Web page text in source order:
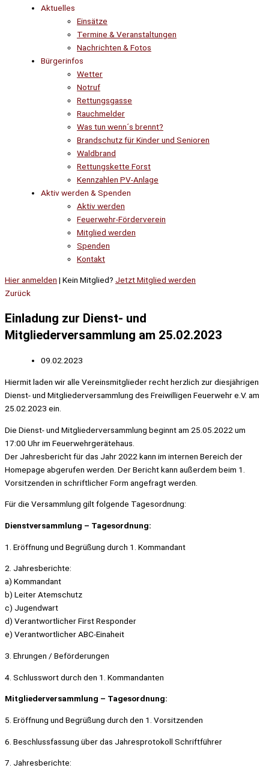
Aktuelles
Einsätze
Termine & Veranstaltungen
Nachrichten & Fotos
Bürgerinfos
Wetter
Notruf
Rettungsgasse
Rauchmelder
Was tun wenn´s brennt?
Brandschutz für Kinder und Senioren
Waldbrand
Rettungskette Forst
Kennzahlen PV-Anlage
Aktiv werden & Spenden
Aktiv werden
Feuerwehr-Förderverein
Mitglied werden
Spenden
Kontakt
Hier anmelden | Kein Mitglied? Jetzt Mitglied werden
Zurück
Einladung zur Dienst- und
Mitgliederversammlung am 25.02.2023
09.02.2023
Hiermit laden wir alle Vereinsmitglieder recht herzlich zur diesjährigen
Dienst- und Mitgliederversammlung des Freiwilligen Feuerwehr e.V. am
25.02.2023 ein.
Die Dienst- und Mitgliederversammlung beginnt am 25.05.2022 um
17:00 Uhr im Feuerwehrgerätehaus.
Der Jahresbericht für das Jahr 2022 kann im internen Bereich der
Homepage abgerufen werden. Der Bericht kann außerdem beim 1.
Vorsitzenden in schriftlicher Form angefragt werden.
Für die Versammlung gilt folgende Tagesordnung:
Dienstversammlung – Tagesordnung:
1. Eröffnung und Begrüßung durch 1. Kommandant
2. Jahresberichte:
a) Kommandant
b) Leiter Atemschutz
c) Jugendwart
d) Verantwortlicher First Responder
e) Verantwortlicher ABC-Einaheit
3. Ehrungen / Beförderungen
4. Schlusswort durch den 1. Kommandanten
Mitgliederversammlung – Tagesordnung:
5. Eröffnung und Begrüßung durch den 1. Vorsitzenden
6. Beschlussfassung über das Jahresprotokoll Schriftführer
7. Jahresberichte: